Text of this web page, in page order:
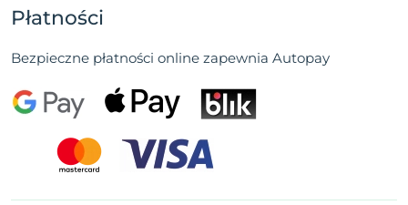
Płatności
Bezpieczne płatności online zapewnia Autopay